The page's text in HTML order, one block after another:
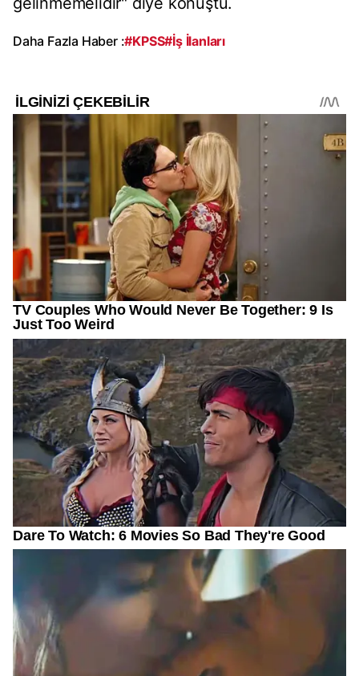
Daha Fazla Haber :#KPSS#İş İlanları